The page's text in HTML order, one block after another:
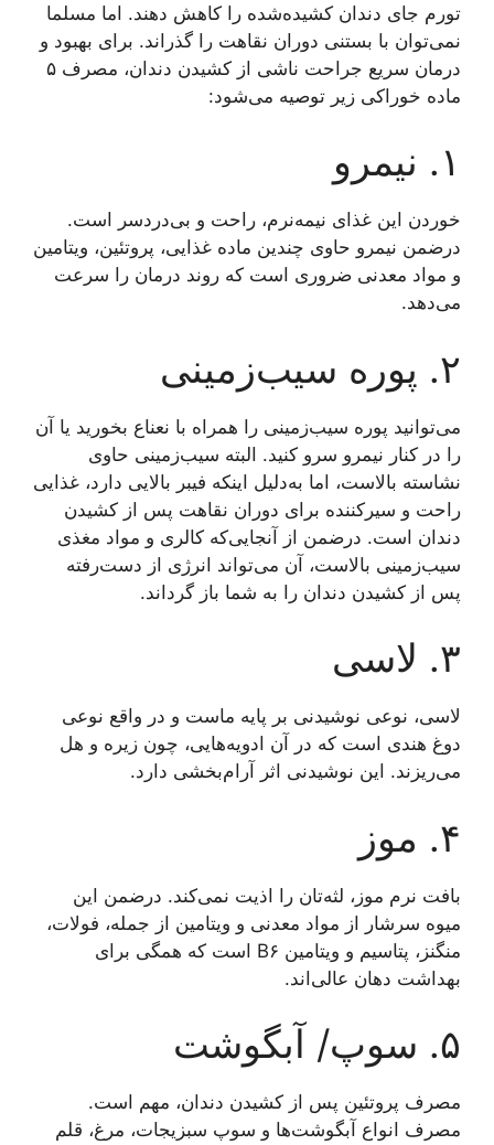
تورم جای دندان کشیده‌شده را کاهش دهند. اما مسلما
نمی‌توان با بستنی دوران نقاهت را گذراند. برای بهبود و
درمان سریع جراحت ناشی از کشیدن دندان، مصرف ۵
ماده خوراکی زیر توصیه می‌شود:
۱. نیمرو
خوردن این غذای نیمه‌نرم، راحت و بی‌دردسر است.
درضمن نیمرو حاوی چندین ماده غذایی، پروتئین، ویتامین
و مواد معدنی ضروری است که روند درمان را سرعت
می‌دهد.
۲. پوره سیب‌زمینی
می‌توانید پوره سیب‌زمینی را همراه با نعناع بخورید یا آن
را در کنار نیمرو سرو کنید. البته سیب‌زمینی حاوی
نشاسته بالاست، اما به‌دلیل اینکه فیبر بالایی دارد، غذایی
راحت و سیرکننده برای دوران نقاهت پس از کشیدن
دندان است. درضمن از آنجایی‌که کالری و مواد مغذی
سیب‌زمینی بالاست، آن می‌تواند انرژی از دست‌رفته
پس از کشیدن دندان را به شما باز گرداند.
۳. لاسی
لاسی، نوعی نوشیدنی بر پایه ماست و در واقع نوعی
دوغ هندی است که در آن ادویه‌هایی، چون زیره و هل
می‌ریزند. این نوشیدنی اثر آرام‌بخشی دارد.
۴. موز
بافت نرم موز، لثه‌تان را اذیت نمی‌کند. درضمن این
میوه سرشار از مواد معدنی و ویتامین از جمله، فولات،
منگنز، پتاسیم و ویتامین B۶ است که همگی برای
بهداشت دهان عالی‌اند.
۵. سوپ/ آبگوشت
مصرف پروتئین پس از کشیدن دندان، مهم است.
مصرف انواع آبگوشت‌ها و سوپ سبزیجات، مرغ، قلم